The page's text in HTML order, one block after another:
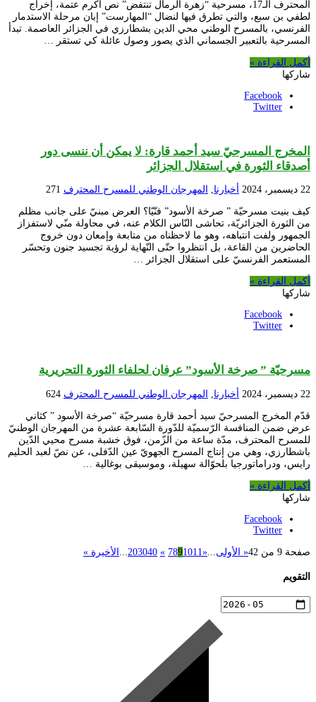
المحترف الـ17، مسرحية “زهرة الرمال تنتفض” نص أكرم عتمة، إخراج
لطفي بن سبع، والتي تطرق فيها لنضال “المهارست” إبان مرحلة الاستدمار
الفرنسي، بالمسرح الوطني محي الدين بشطارزي في الجزائر العاصمة. تبدأ
المسرحية بالتعبير الجسماني الذي يصور وصول عائلة كي تستقر …
أكمل القراءة »
شاركها
Facebook
Twitter
المخرج المسرحيّ سيد أحمد قارة: لا يمكن أن ننسى دور
أصدقاء الثورة في استقلال الجزائر
22 ديسمبر، 2024 أخبارنا, المهرجان الوطني للمسرح المحترف 271
كيف بنيت مسرحيّة ” صرخة الأسود” فنّيّا؟ العرض مبنيّ على جانب مظلم
من الثورة الجزائريّة، تحاشى النّاس الكلام عنه، في محاولة منّي لاستفزاز
الجمهور ولفت انتباهه، وهو ما لاحظناه من متابعة وإمعان دون خروج
الحاضرين من القاعة، بل انتظروا حتّى النّهاية لرؤية تجسيد جنون وتحسّر
المستعمر الفرنسيّ على استقلال الجزائر …
أكمل القراءة »
شاركها
Facebook
Twitter
مسرحيّة ” صرخة الأسود” عرفان لحلفاء الثورة التحريرية
22 ديسمبر، 2024 أخبارنا المهرجان الوطني للمسرح المحترف 624
قدّم المخرج المسرحيّ سيد أحمد قارة مسرحيّة “صرخة الأسود ” كثاني
عرض ضمن المنافسة الرّسميّة للدّورة السّابعة عشرة من المهرجان الوطنيّ
للمسرح المحترف، مدّة ساعة من الزّمن، فوق خشبة مسرح محيي الدّين
باشطارزي، وهي من إنتاج المسرح الجهويّ عين الدّفلى، عن نصّ لعبد الحليم
رايس، ودراماتورجيا بلحوّالة سهيلة، وموسيقى بوغالية …
أكمل القراءة »
شاركها
Facebook
Twitter
صفحة 9 من 42 « الأولى «
7891011
»
203040 الأخيرة »
التقويم